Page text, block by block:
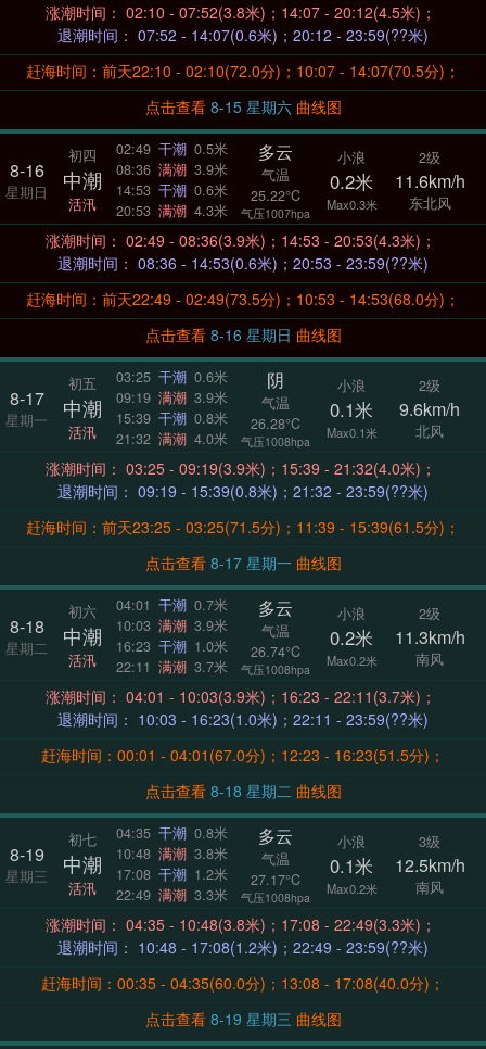
涨潮时间： 02:10 - 07:52(3.8米)；14:07 - 20:12(4.5米)；
退潮时间： 07:52 - 14:07(0.6米)；20:12 - 23:59(??米)
赶海时间：前天22:10 - 02:10(72.0分)；10:07 - 14:07(70.5分)；
点击查看
8-15 星期六 曲线图
8-16
星期日
初四
中潮
活汛
02:49 干潮 0.5米
08:36 满潮 3.9米
14:53 干潮 0.6米
20:53 满潮 4.3米
多云
气温
25.22°C
气压1007hpa
小浪
0.2米
Max0.3米
2级
11.6km/h
东北风
涨潮时间： 02:49 - 08:36(3.9米)；14:53 - 20:53(4.3米)；
退潮时间： 08:36 - 14:53(0.6米)；20:53 - 23:59(??米)
赶海时间：前天22:49 - 02:49(73.5分)；10:53 - 14:53(68.0分)；
点击查看
8-16 星期日 曲线图
8-17
星期一
初五
中潮
活汛
03:25 干潮 0.6米
09:19 满潮 3.9米
15:39 干潮 0.8米
21:32 满潮 4.0米
阴
气温
26.28°C
气压1008hpa
小浪
0.1米
Max0.1米
2级
9.6km/h
北风
涨潮时间： 03:25 - 09:19(3.9米)；15:39 - 21:32(4.0米)；
退潮时间： 09:19 - 15:39(0.8米)；21:32 - 23:59(??米)
赶海时间：前天23:25 - 03:25(71.5分)；11:39 - 15:39(61.5分)；
点击查看
8-17 星期一 曲线图
8-18
星期二
初六
中潮
活汛
04:01 干潮 0.7米
10:03 满潮 3.9米
16:23 干潮 1.0米
22:11 满潮 3.7米
多云
气温
26.74°C
气压1008hpa
小浪
0.2米
Max0.2米
2级
11.3km/h
南风
涨潮时间： 04:01 - 10:03(3.9米)；16:23 - 22:11(3.7米)；
退潮时间： 10:03 - 16:23(1.0米)；22:11 - 23:59(??米)
赶海时间：00:01 - 04:01(67.0分)；12:23 - 16:23(51.5分)；
点击查看
8-18 星期二 曲线图
8-19
星期三
初七
中潮
活汛
04:35 干潮 0.8米
10:48 满潮 3.8米
17:08 干潮 1.2米
22:49 满潮 3.3米
多云
气温
27.17°C
气压1008hpa
小浪
0.1米
Max0.2米
3级
12.5km/h
南风
涨潮时间： 04:35 - 10:48(3.8米)；17:08 - 22:49(3.3米)；
退潮时间： 10:48 - 17:08(1.2米)；22:49 - 23:59(??米)
赶海时间：00:35 - 04:35(60.0分)；13:08 - 17:08(40.0分)；
点击查看
8-19 星期三 曲线图